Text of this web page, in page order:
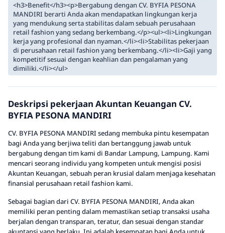
<h3>Benefit</h3><p>Bergabung dengan CV. BYFIA PESONA
MANDIRI berarti Anda akan mendapatkan lingkungan kerja
yang mendukung serta stabilitas dalam sebuah perusahaan
retail fashion yang sedang berkembang.</p><ul><li>Lingkungan
kerja yang profesional dan nyaman.</li><li>Stabilitas pekerjaan
di perusahaan retail fashion yang berkembang.</li><li>Gaji yang
kompetitif sesuai dengan keahlian dan pengalaman yang
dimiliki.</li></ul>
Deskripsi pekerjaan Akuntan Keuangan CV.
BYFIA PESONA MANDIRI
CV. BYFIA PESONA MANDIRI sedang membuka pintu kesempatan
bagi Anda yang berjiwa teliti dan bertanggung jawab untuk
bergabung dengan tim kami di Bandar Lampung, Lampung. Kami
mencari seorang individu yang kompeten untuk mengisi posisi
Akuntan Keuangan, sebuah peran krusial dalam menjaga kesehatan
finansial perusahaan retail fashion kami.
Sebagai bagian dari CV. BYFIA PESONA MANDIRI, Anda akan
memiliki peran penting dalam memastikan setiap transaksi usaha
berjalan dengan transparan, teratur, dan sesuai dengan standar